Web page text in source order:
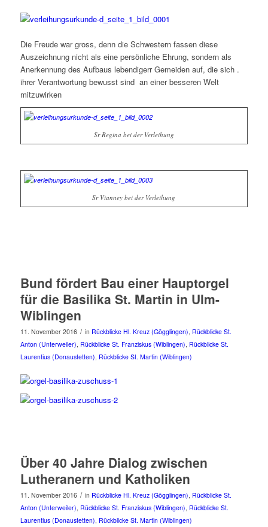
Die Freude war gross, denn die Schwestern fassen diese
Auszeichnung nicht als eine persönliche Ehrung, sondern als
Anerkennung des Aufbaus lebendigerr Gemeiden auf, die sich .
ihrer Verantwortung bewusst sind an einer besseren Welt
mitzuwirken
Sr Regina bei der Verleihung
Sr Vianney bei der Verleihung
Bund fördert Bau einer Hauptorgel
für die Basilika St. Martin in Ulm-
Wiblingen
11. November 2016 / in Rückblicke Hl. Kreuz (Gögglingen) Rückblicke St.
Anton (Unterweiler) Rückblicke St. Franziskus (Wiblingen) Rückblicke St.
Laurentius (Donaustetten) Rückblicke St. Martin (Wiblingen)
Über 40 Jahre Dialog zwischen
Lutheranern und Katholiken
11. November 2016 / in Rückblicke Hl. Kreuz (Gögglingen), Rückblicke St.
Anton (Unterweiler), Rückblicke St. Franziskus (Wiblingen), Rückblicke St.
Laurentius (Donaustetten), Rückblicke St. Martin (Wiblingen)